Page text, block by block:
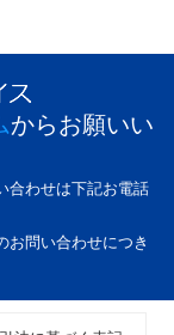
からお願いい
合わせは下記お電話
問い合わせにつき